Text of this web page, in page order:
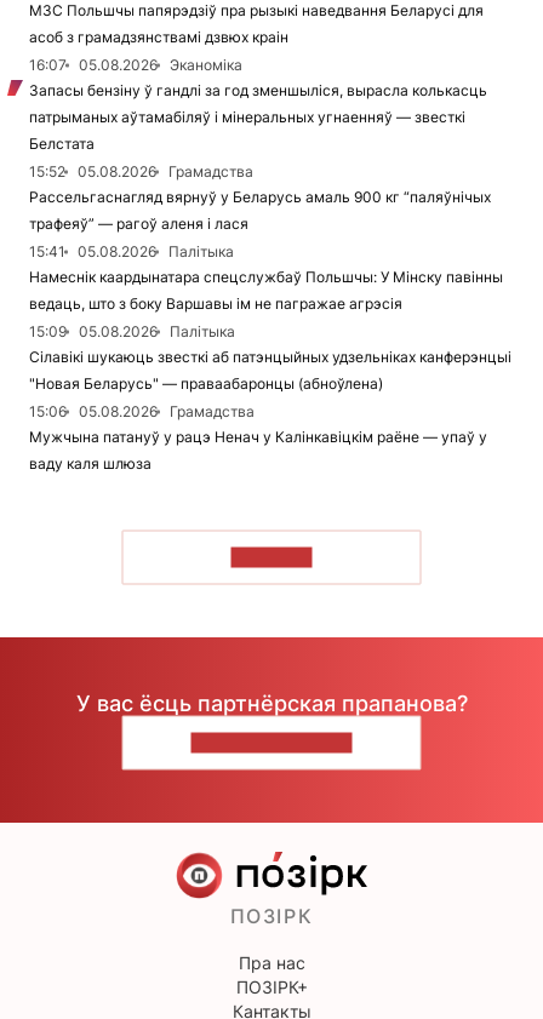
МЗС Польшчы папярэдзіў пра рызыкі наведвання Беларусі для
асоб з грамадзянствамі дзвюх краін
16:07
05.08.2026
Эканоміка
Запасы бензіну ў гандлі за год зменшыліся, вырасла колькасць
патрыманых аўтамабіляў і мінеральных угнаенняў — звесткі
Белстата
15:52
05.08.2026
Грамадства
Рассельгаснагляд вярнуў у Беларусь амаль 900 кг “паляўнічых
трафеяў” — рагоў аленя і лася
15:41
05.08.2026
Палітыка
Намеснік каардынатара спецслужбаў Польшчы: У Мінску павінны
ведаць, што з боку Варшавы ім не пагражае агрэсія
15:09
05.08.2026
Палітыка
Сілавікі шукаюць звесткі аб патэнцыйных удзельніках канферэнцыі
"Новая Беларусь" — праваабаронцы (абноўлена)
15:06
05.08.2026
Грамадства
Мужчына патануў у рацэ Ненач у Калінкавіцкім раёне — упаў у
ваду каля шлюза
У вас ёсць партнёрская прапанова?
ПОЗІРК
Пра нас
ПОЗІРК+
Кантакты